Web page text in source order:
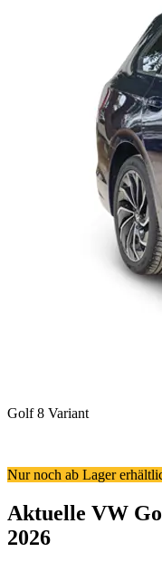
Golf 8 Variant
Nur noch ab Lager
Aktuelle VW
2026